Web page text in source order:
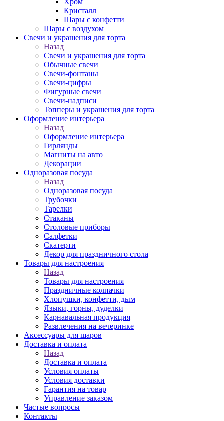
Кристалл
Шары с конфетти
Шары с воздухом
Свечи и украшения для торта
Назад
Свечи и украшения для торта
Обычные свечи
Свечи-фонтаны
Свечи-цифры
Фигурные свечи
Свечи-надписи
Топперы и украшения для торта
Оформление интерьера
Назад
Оформление интерьера
Гирлянды
Магниты на авто
Декорации
Одноразовая посуда
Назад
Одноразовая посуда
Трубочки
Тарелки
Стаканы
Столовые приборы
Салфетки
Скатерти
Декор для праздничного стола
Товары для настроения
Назад
Товары для настроения
Праздничные колпачки
Хлопушки, конфетти, дым
Языки, горны, дуделки
Карнавальная продукция
Развлечения на вечеринке
Аксессуары для шаров
Доставка и оплата
Назад
Доставка и оплата
Условия оплаты
Условия доставки
Гарантия на товар
Управление заказом
Частые вопросы
Контакты